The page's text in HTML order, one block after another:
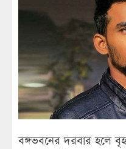
বঙ্গভবনের দরবার হলে